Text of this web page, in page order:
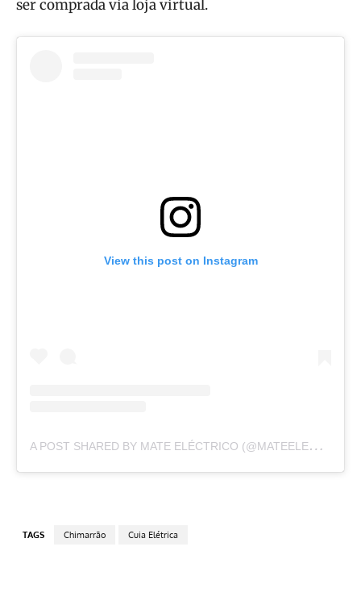
ser comprada via loja virtual.
View this post on Instagram
A
POST SHARED BY MATE ELÉCTRICO (@MATEELECTRICO)
TAGS Chimarrão Cuia Elétrica